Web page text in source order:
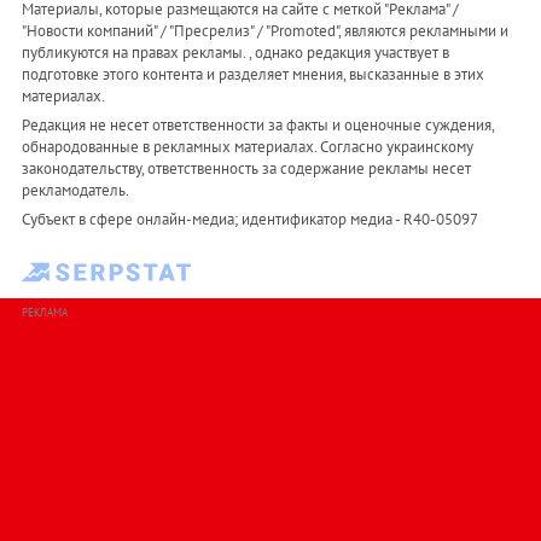
Материалы, которые размещаются на сайте с меткой "Реклама" /
"Новости компаний" / "Пресрелиз" / "Promoted", являются рекламными и
публикуются на правах рекламы. , однако редакция участвует в
подготовке этого контента и разделяет мнения, высказанные в этих
материалах.
Редакция не несет ответственности за факты и оценочные суждения,
обнародованные в рекламных материалах. Согласно украинскому
законодательству, ответственность за содержание рекламы несет
рекламодатель.
Субъект в сфере онлайн-медиа; идентификатор медиа - R40-05097
РЕКЛАМА